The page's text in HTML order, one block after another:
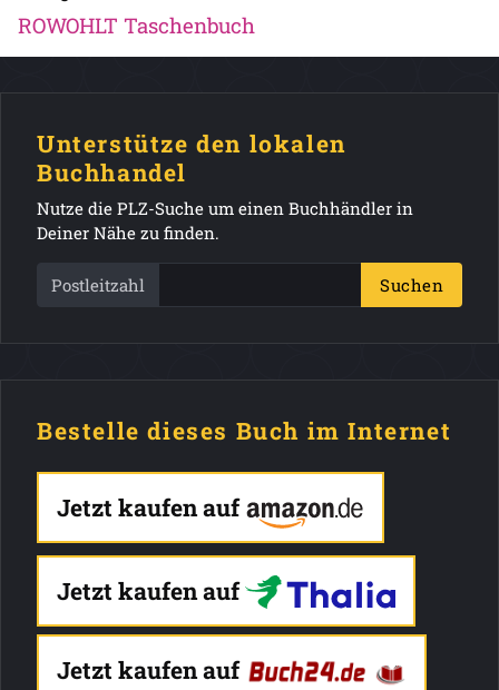
ROWOHLT Taschenbuch
Unterstütze den lokalen
Buchhandel
Nutze die PLZ-Suche um einen Buchhändler in
Deiner Nähe zu finden.
Postleitzahl Suchen
Bestelle dieses Buch im Internet
Jetzt kaufen auf
Jetzt kaufen auf
Jetzt kaufen auf